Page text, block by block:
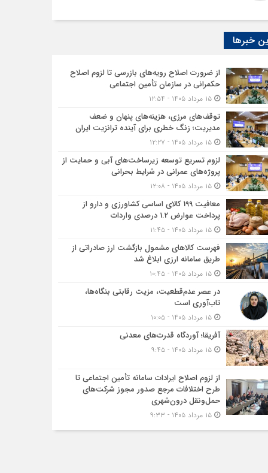
خبرها
از ضرورت اصلاح رویه‌های بازرسی تا لزوم اصلاح
حکمرانی در سازمان تأمین اجتماعی
۱۵ مرداد ۱۴۰۵ - ۱۲:۵۴
توقف‌های مرزی، هزینه‌های پنهان و ضعف
مدیریت؛ زنگ خطری برای آینده ترانزیت ایران
۱۵ مرداد ۱۴۰۵ - ۱۲:۲۷
لزوم تسریع توسعه زیرساخت‌های آبی و حمایت از
پروژه‌های عمرانی در شرایط بحرانی
۱۵ مرداد ۱۴۰۵ - ۱۲:۰۸
معافیت 199 کالای اساسی کشاورزی و دارو از
پرداخت عوارض 1.2 درصدی واردات
۱۵ مرداد ۱۴۰۵ - ۱۱:۴۵
فهرست کالاهای مشمول بازگشت ارز صادراتی از
طریق سامانه ارزی ابلاغ شد
۱۵ مرداد ۱۴۰۵ - ۱۰:۴۵
در عصر عدم‌قطعیت، مزیت رقابتی بنگاه‌ها،
تاب‌آوری است
۱۵ مرداد ۱۴۰۵ - ۱۰:۰۵
آفریقا؛ آوردگاه قدرت‌های معدنی
۱۵ مرداد ۱۴۰۵ - ۹:۴۵
از لزوم اصلاح ایرادات سامانه تأمین اجتماعی تا
طرح اختلافات مرجع صدور مجوز شرکت‌های
حمل‌ونقل درون‌شهری
۱۵ مرداد ۱۴۰۵ - ۹:۳۳